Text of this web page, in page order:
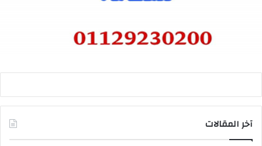
آخر المقالات